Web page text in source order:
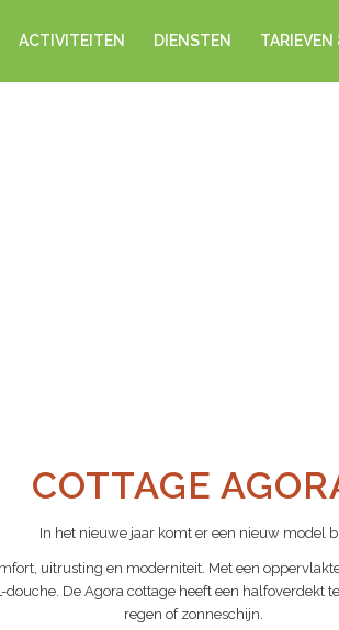
ACTIVITEITEN DIENSTEN
COTTAGE
In het nieuwe jaar komt er een nieuw model
uitrusting en moderniteit. Met een
De Agora cottage heeft een
regen of zonneschijn.